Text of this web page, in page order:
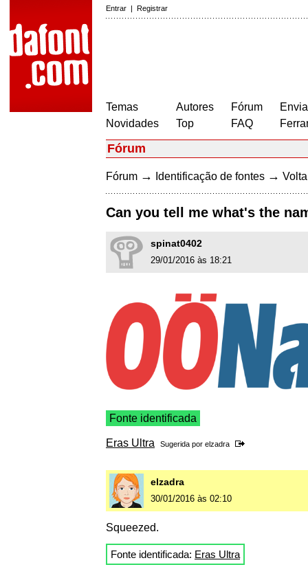
Entrar | Registrar
Temas
Novidades
Autores
Top
Fórum
FAQ
Fórum
Fórum → Identificação de fontes →
Can you tell me what's the
spinat0402
29/01/2016 às 18:21
Fonte identificada
Eras Ultra Sugerida por elzadra
elzadra
30/01/2016 às 02:10
Squeezed.
Fonte identificada: Eras Ultra